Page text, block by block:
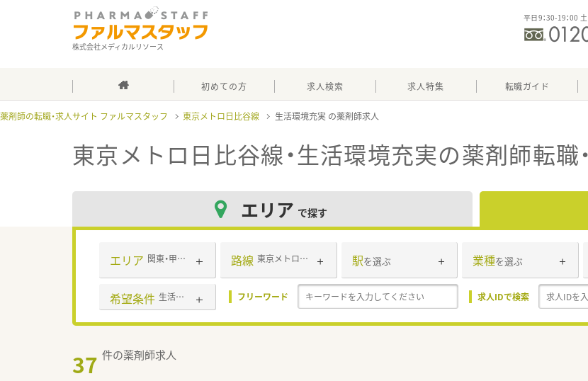
株式会社メディカルリソース
平日9：30-19：00
初めての方 求人検索 求人特集 転職ガイド
薬剤師の転職・求人サイト ファルマスタッフ 東京メトロ日比谷線 生活環境充実
東京メトロ日比谷線・生活環境充実の薬剤師転職
エリア で探す
エリア 関東・甲信越・北陸 路線 東京メトロ日比谷線 駅を選ぶ 業種を選ぶ
希望条件 生活環境充実 フリーワード 求人IDで検索
37 件の薬剤師求人